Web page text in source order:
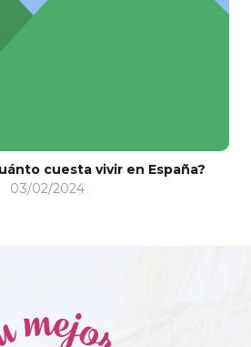
cuesta vivir en España?
03/02/2024